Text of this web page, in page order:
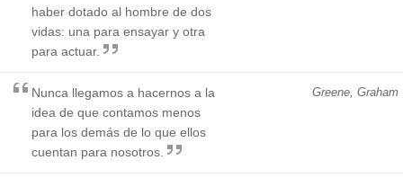
haber dotado al hombre de dos
vidas: una para ensayar y otra
para actuar.
Greene, Graham
Nunca llegamos a hacernos a la
idea de que contamos menos
para los demás de lo que ellos
cuentan para nosotros.